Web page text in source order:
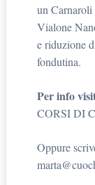
un Carnaroli
Vialone
e riduzione
fondutina.
Per info
CORSI DI
Oppure